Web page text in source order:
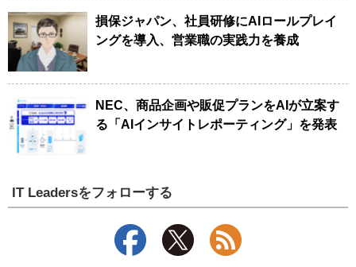
損保ジャパン、社員研修にAIロールプレイ
ングを導入、営業職の実践力を養成
NEC、商品企画や販促プランをAIが立案す
る「AIインサイトレポーティング」を発表
IT Leadersをフォローする